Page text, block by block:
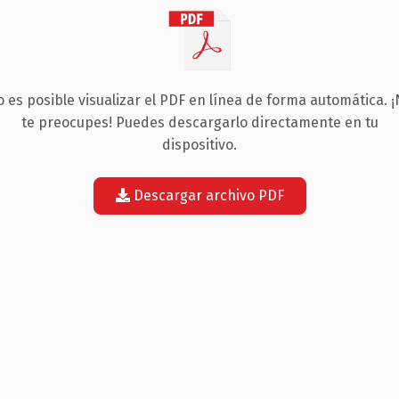
es posible visualizar el PDF en línea de forma automática.
te preocupes! Puedes descargarlo directamente en tu
dispositivo.
Descargar archivo PDF